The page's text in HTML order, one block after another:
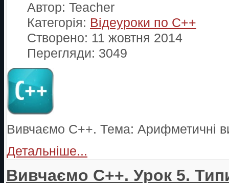
Автор: Teacher
Категорія: Відеуроки по С++
Створено: 11 жовтня 2014
Перегляди: 3049
Вивчаємо С++. Тема: Арифметичні
Детальніше...
Вивчаємо С++. Урок 5.